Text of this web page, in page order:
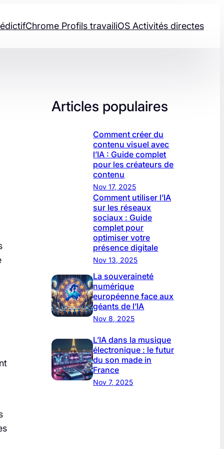
Chrome Profils travailiOS Activités directes
Articles populaires
Comment créer du
contenu visuel avec
l’IA : Guide complet
pour les créateurs de
contenu
Nov 17, 2025
Comment utiliser l’IA
sur les réseaux
sociaux : Guide
complet pour
optimiser votre
présence digitale
Nov 13, 2025
La souveraineté
numérique
européenne face aux
géants de l’IA
Nov 8, 2025
L’IA dans la musique
électronique : le futur
du son made in
France
Nov 7, 2025